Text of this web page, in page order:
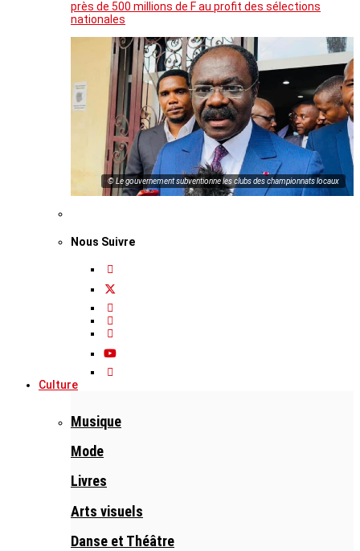
près de 500 millions de F au profit des sélections
nationales
© Le gouvernement subventionne les clubs des championnats locaux
Nous Suivre
Culture
Musique
Mode
Livres
Arts visuels
Danse et Théâtre